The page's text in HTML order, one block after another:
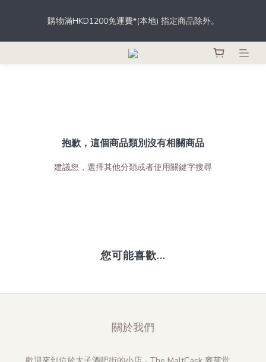
醺醉的酒類。
購物滿HKD1200免運費*(本地) 指定商品除外。
登記成為會員，從此於THE M.C.店內、網店、酒吧消費，即可輕鬆
抱歉，這個商品類別沒有相關商品
建議您，選擇其他分類或者使用關鍵字搜尋
您可能喜歡...
關於我們